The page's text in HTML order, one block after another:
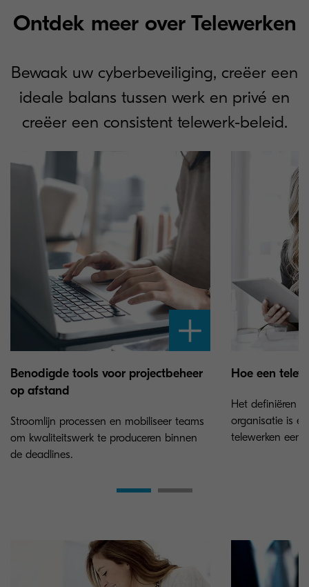
Ontdek meer over Telewerken
Bewaak uw cyberbeveiliging, creëer een
ideale balans tussen werk en privé en
creëer een consistent telewerk-beleid.
Benodigde tools voor projectbeheer
op afstand
Stroomlijn processen en mobiliseer teams
om kwaliteitswerk te produceren binnen
de deadlines.
Hoe een
Het definiëren
organisatie is
telewerken een